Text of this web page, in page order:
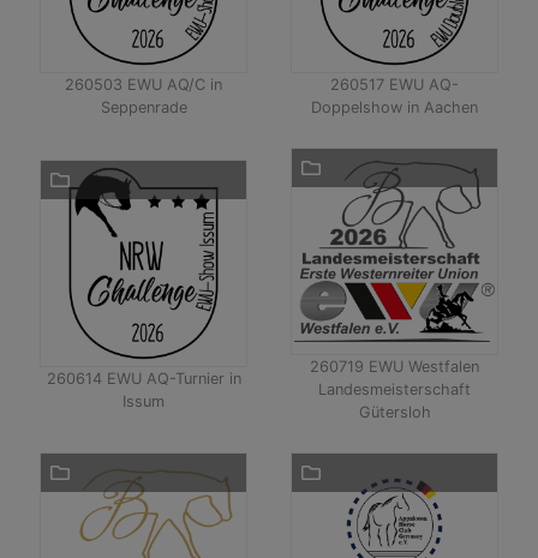
260503 EWU AQ/C in
Seppenrade
260517 EWU AQ-
Doppelshow in Aachen
260614 EWU AQ-Turnier in
Issum
260719 EWU Westfalen
Landesmeisterschaft
Gütersloh